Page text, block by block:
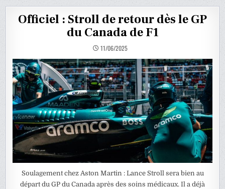
Officiel : Stroll de retour dès le GP
du Canada de F1
11/06/2025
Soulagement chez Aston Martin : Lance Stroll sera bien au
départ du GP du Canada après des soins médicaux. Il a déjà